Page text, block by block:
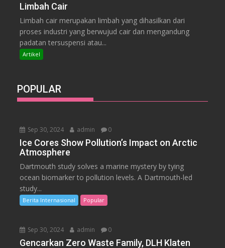
Limbah Cair
Limbah cair merupakan limbah yang dihasilkan dari
proses industri yang berwujud cair dan mengandung
padatan tersuspensi atau...
Artikel
POPULAR
Sep 30, 2024 admin 0
Ice Cores Show Pollution’s Impact on Arctic
Atmosphere
Dartmouth study solves a marine mystery by tying
ocean biomarker to pollution levels. A Dartmouth-led
study...
Berita Internasional Popular
Sep 30, 2024 admin 0
Gencarkan Zero Waste Family, DLH Klaten